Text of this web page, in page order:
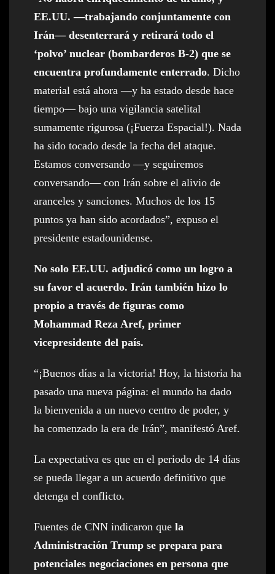
EE.UU. —trabajando conjuntamente con
Irán— desenterrará y retirará todo el
‘polvo’ nuclear (bombarderos B-2) que se
encuentra profundamente enterrado. Dicho
material está ahora —y ha estado desde hace
tiempo— bajo una vigilancia satelital
sumamente rigurosa (¡Fuerza Espacial!). Nada
ha sido tocado desde la fecha del ataque.
Estamos conversando —y seguiremos
conversando— con Irán sobre el alivio de
aranceles y sanciones. Muchos de los 15
puntos ya han sido acordados”, expuso el
presidente estadounidense.
No solo EE.UU. adjudicó como un logro a
su favor el acuerdo. Irán también hizo lo
propio a través de figuras como
Mohammad Reza Aref, primer
vicepresidente del país.
“¡Buenos días a la victoria! Hoy, la historia ha
pasado una nueva página: el mundo ha dado
la bienvenida a un nuevo centro de poder, y
ha comenzado la era de Irán”, manifestó Aref.
La expectativa es que en el periodo de 14 días
se pueda llegar a un acuerdo definitivo que
detenga el conflicto.
Fuentes de CNN indicaron que la
Administración Trump se prepara para
potenciales negociaciones en persona que